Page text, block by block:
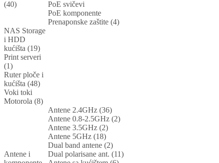
(40)
PoE svičevi
PoE komponente
Prenaponske zaštite (4)
NAS Storage
i HDD
kućišta (19)
Print serveri
(1)
Ruter ploče i
kućišta (48)
Voki toki
Motorola (8)
Antene i
Antene 2.4GHz (36)
Antene 0.8-2.5GHz (2)
Antene 3.5GHz (2)
Antene 5GHz (18)
Dual band antene (2)
Dual polarisane ant. (11)